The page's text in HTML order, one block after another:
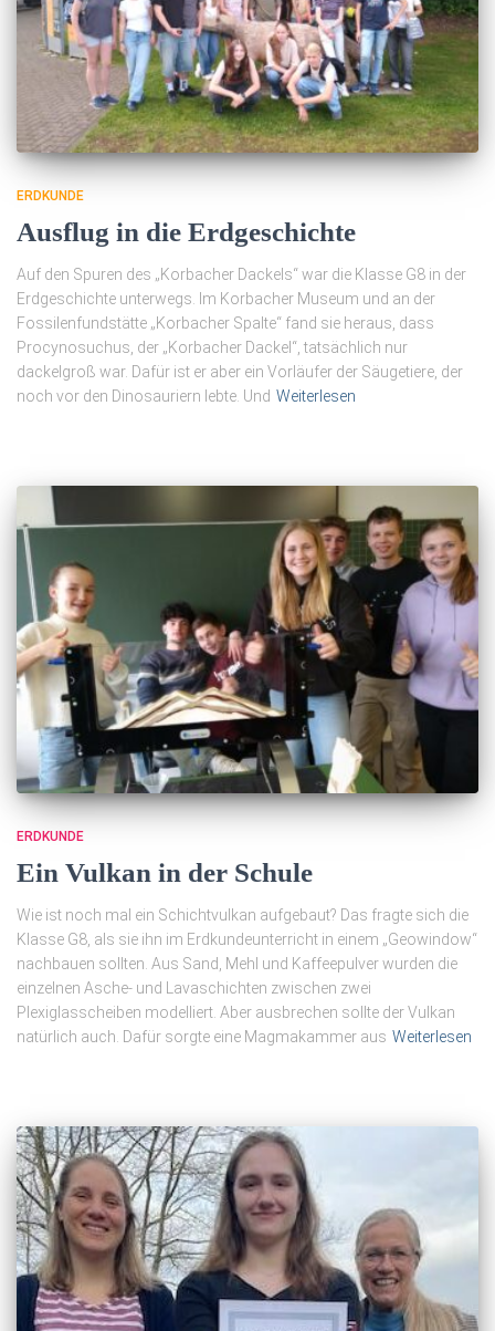
ERDKUNDE
Ausflug in die Erdgeschichte
Auf den Spuren des „Korbacher Dackels“ war die Klasse G8 in der
Erdgeschichte unterwegs. Im Korbacher Museum und an der
Fossilenfundstätte „Korbacher Spalte“ fand sie heraus, dass
Procynosuchus, der „Korbacher Dackel“, tatsächlich nur
dackelgroß war. Dafür ist er aber ein Vorläufer der Säugetiere, der
noch vor den Dinosauriern lebte. Und Weiterlesen
ERDKUNDE
Ein Vulkan in der Schule
Wie ist noch mal ein Schichtvulkan aufgebaut? Das fragte sich die
Klasse G8, als sie ihn im Erdkundeunterricht in einem „Geowindow“
nachbauen sollten. Aus Sand, Mehl und Kaffeepulver wurden die
einzelnen Asche- und Lavaschichten zwischen zwei
Plexiglasscheiben modelliert. Aber ausbrechen sollte der Vulkan
natürlich auch. Dafür sorgte eine Magmakammer aus Weiterlesen